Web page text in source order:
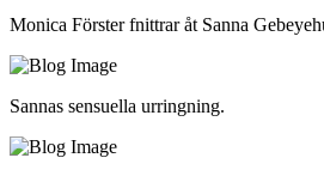
Monica Förster fnittrar åt Sanna
Sannas sensuella urringning.